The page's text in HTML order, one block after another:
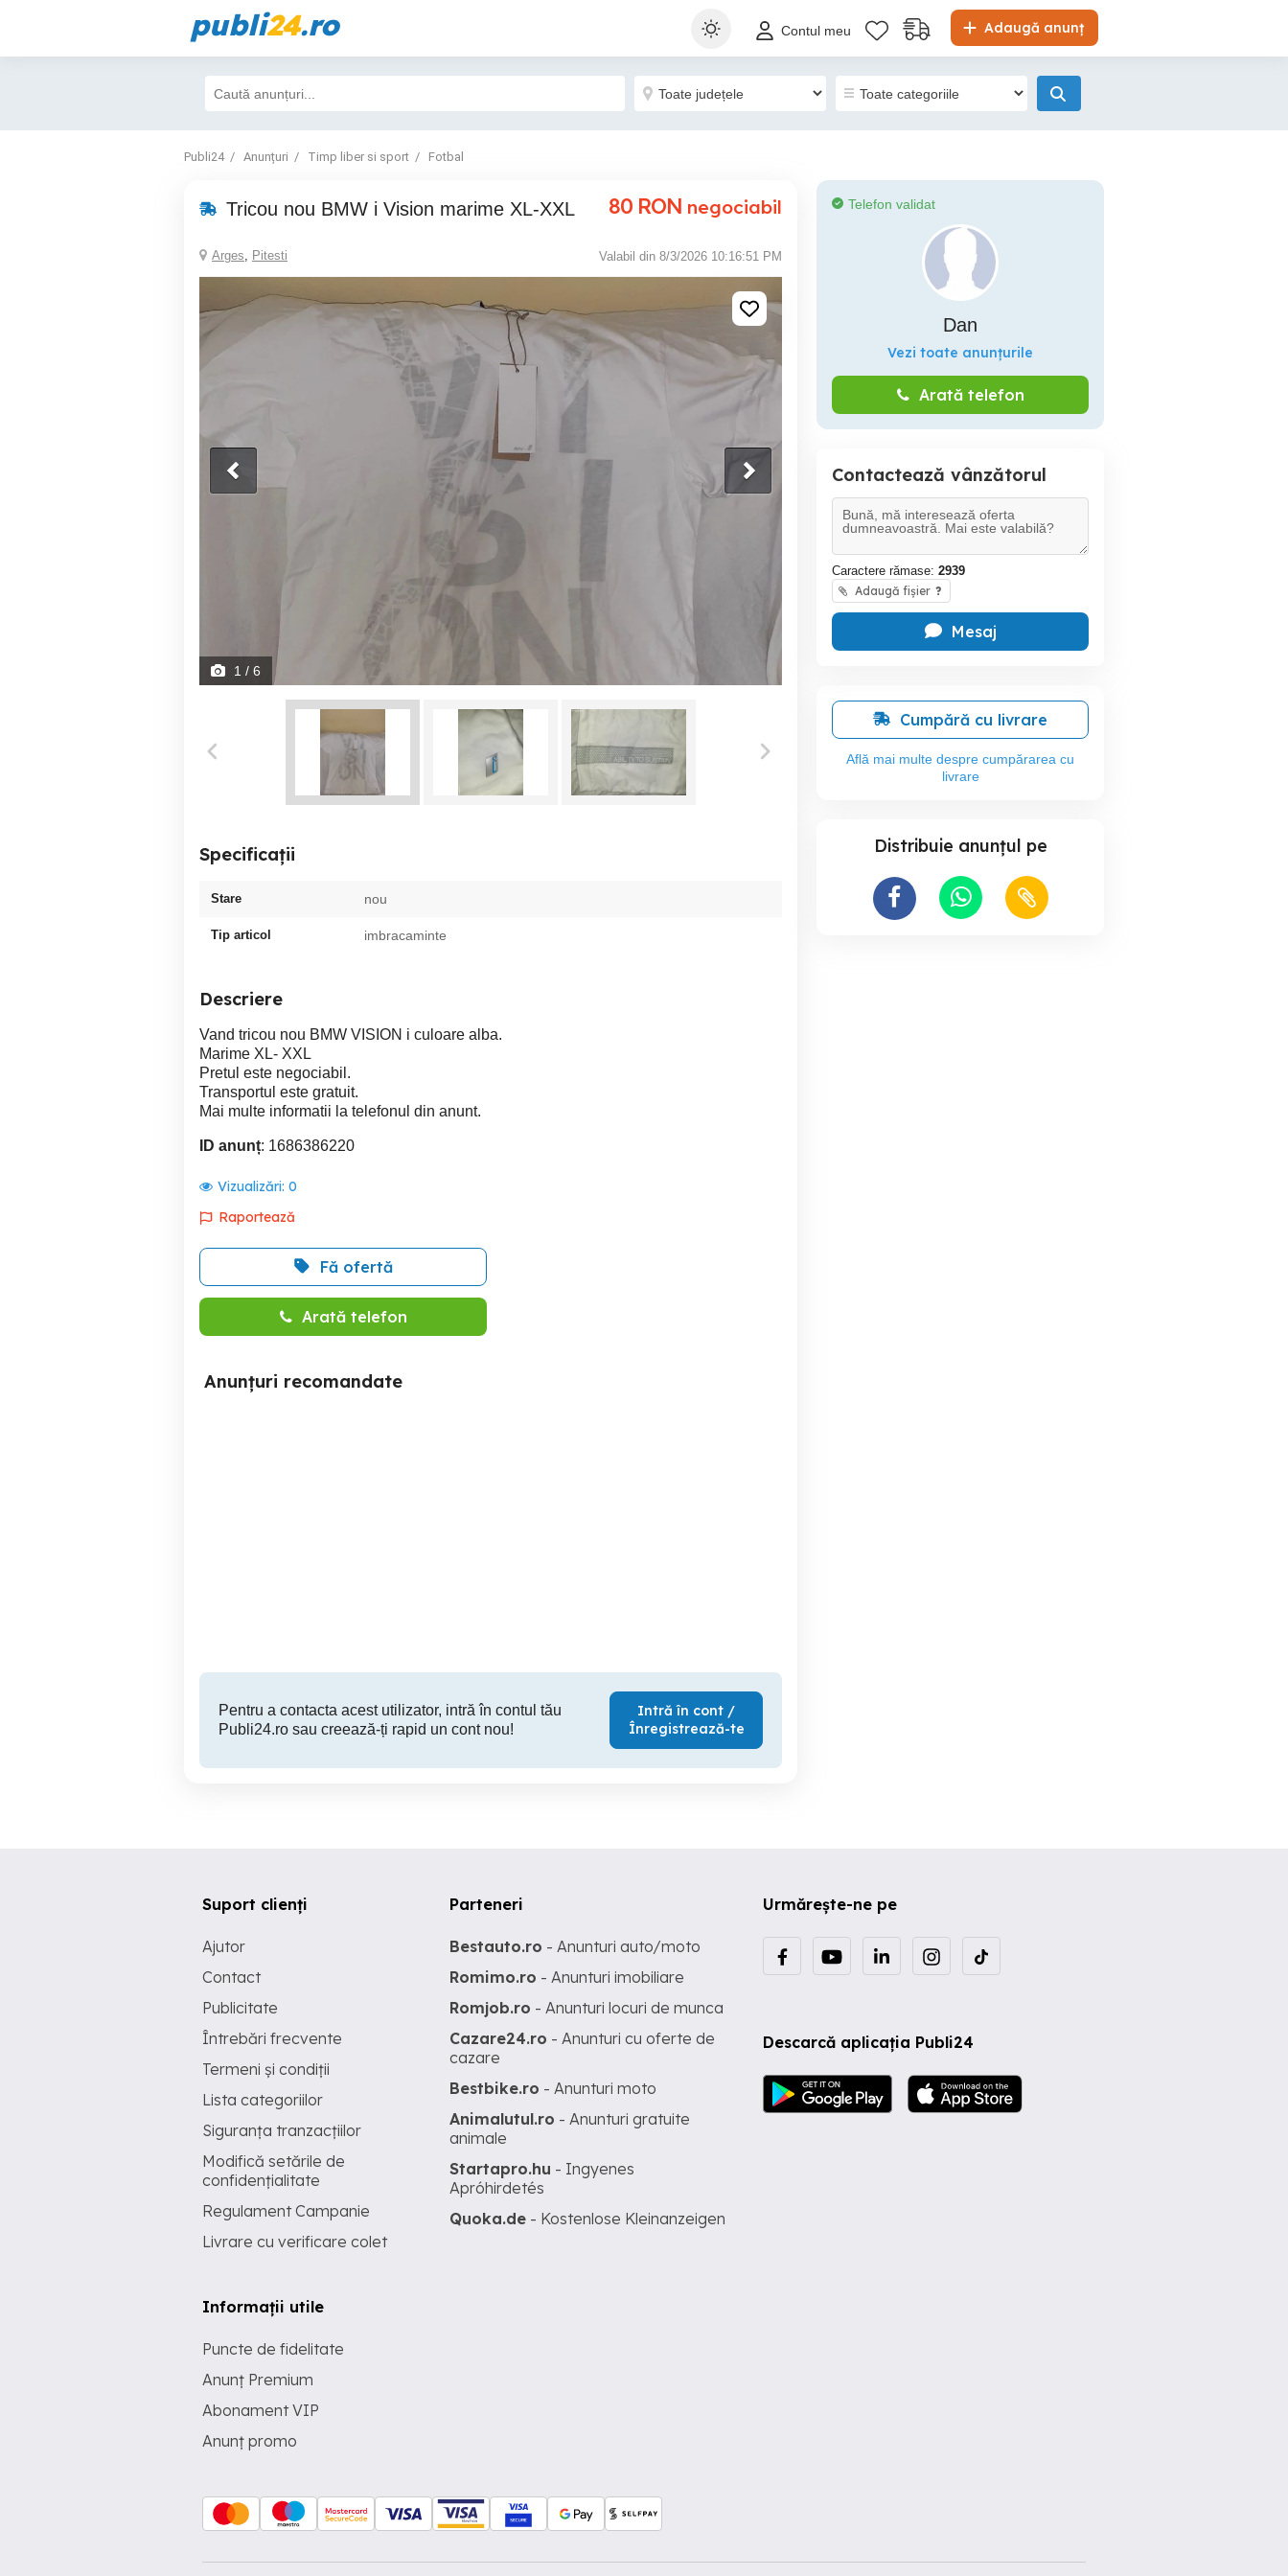
publi24.ro Adaugă anunț
Contul meu
Publi24 Anunțuri Timp liber si sport Fotbal
Tricou nou BMW i Vision marime XL-XXL 80 RON negociabil
Arges, Pitesti Valabil din 8/3/2026 10:16:51 PM
1 / 6
Specificații
Stare nou
Tip articol imbracaminte
Descriere
Vand tricou nou BMW VISION i culoare alba.
Marime XL- XXL
Pretul este negociabil.
Transportul este gratuit.
Mai multe informatii la telefonul din anunt.
ID anunț: 1686386220
Vizualizări: 0
Raportează
Fă ofertă
Arată telefon
Anunțuri recomandate
Pentru a contacta acest utilizator, intră în contul tău
Publi24.ro sau creează-ți rapid un cont nou!
Intră în cont /
Înregistrează-te
Telefon validat
Dan
Vezi toate anunțurile
Arată telefon
Contactează vânzătorul
Caractere rămase: 2939
Adaugă fișier ?
Mesaj
Cumpără cu livrare
Află mai multe despre cumpărarea cu
livrare
Distribuie anunțul pe
Urmărește-ne pe
Descarcă aplicația Publi24
Suport clienți
Ajutor
Contact
Publicitate
Întrebări frecvente
Termeni și condiții
Lista categoriilor
Siguranța tranzacțiilor
Modifică setările de
confidențialitate
Regulament Campanie
Livrare cu verificare colet
Informații utile
Puncte de fidelitate
Anunț Premium
Abonament VIP
Anunț promo
Parteneri
Bestauto.ro - Anunturi auto/moto
Romimo.ro - Anunturi imobiliare
Romjob.ro - Anunturi locuri de munca
Cazare24.ro - Anunturi cu oferte de
cazare
Bestbike.ro - Anunturi moto
Animalutul.ro - Anunturi gratuite
animale
Startapro.hu - Ingyenes
Apróhirdetés
Quoka.de - Kostenlose Kleinanzeigen